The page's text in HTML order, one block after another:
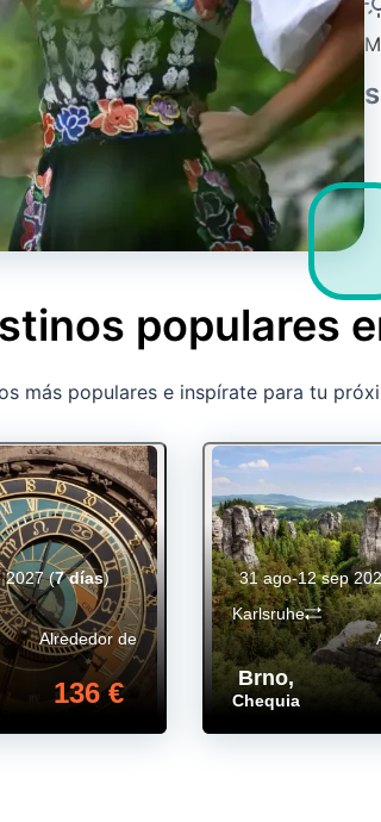
populares
más populares e inspírate para tu
Alrededor de
136 €
2027(7 días)
Brno,
Chequia
Karlsruhe
31 ago-12 sep